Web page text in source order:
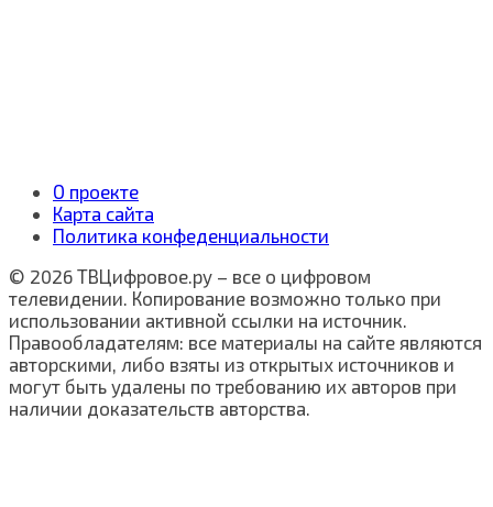
О проекте
Карта сайта
Политика конфеденциальности
© 2026 ТВЦифровое.ру – все о цифровом
телевидении. Копирование возможно только при
использовании активной ссылки на источник.
Правообладателям: все материалы на сайте являются
авторскими, либо взяты из открытых источников и
могут быть удалены по требованию их авторов при
наличии доказательств авторства.